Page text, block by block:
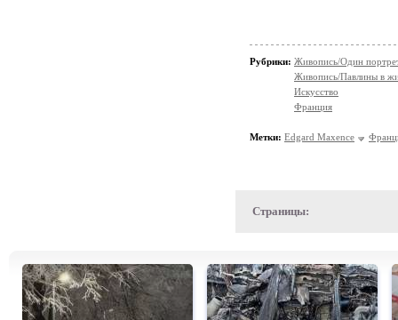
Рубрики: Живопись/Один
Живопись/Павлины в
Искусство
Франция
Метки: Edgard Maxence
Страницы: